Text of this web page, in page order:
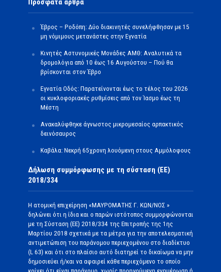
Πρόσφατα άρθρα
Έβρος – Ροδόπη: Δύο διακινητές συνελήφθησαν με 15
μη νόμιμους μετανάστες στην Εγνατία
Κινητές Αστυνομικές Μονάδες ΑΜΘ: Αναλυτικά τα
δρομολόγια από 10 έως 16 Αυγούστου – Πού θα
βρίσκονται στον Έβρο
Εγνατία Οδός: Παρατείνονται έως το τέλος του 2026
οι κυκλοφοριακές ρυθμίσεις από τον Ίασμο έως τη
Μέστη
Ανακαλύφθηκε άγνωστος μικρομεσαίος αρπακτικός
δεινόσαυρος
Καβάλα: Νεκρή 65χρονη λουόμενη στους Αμμόλοφους
Δήλωση συμμόρφωσης με τη σύσταση (ΕΕ)
2018/334
Η ατομική επιχείρηση «ΜΑΥΡΟΜΑΤΗΣ Γ. ΚΩΝ/ΝΟΣ »
δηλώνει ότι η ίδια και ο παρών ιστότοπος συμμορφώνονται
με τη Σύσταση (ΕΕ) 2018/334 της Επιτροπής της 1ης
Μαρτίου 2018 σχετικά με τα μέτρα για την αποτελεσματική
αντιμετώπιση του παράνομου περιεχομένου στο διαδίκτυο
(L 63) και ότι στο πλαίσιο αυτό διατηρεί το δικαίωμα να μην
δημοσιεύει ή/και να αφαιρεί κάθε περιεχόμενο το οποίο